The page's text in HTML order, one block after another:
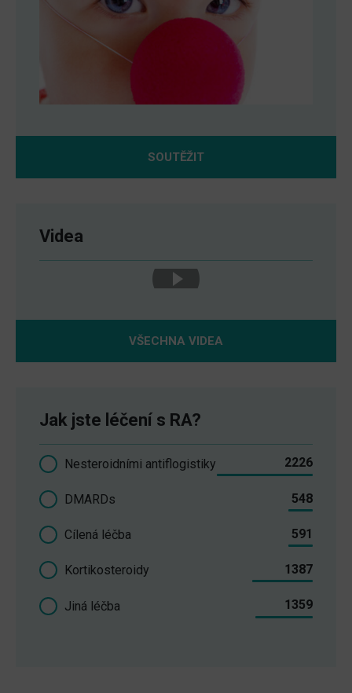
SOUTĚŽIT
Videa
VŠECHNA VIDEA
Jak jste léčení s RA?
Nesteroidními antiflogistiky 2226
DMARDs 548
Cílená léčba 591
Kortikosteroidy 1387
Jiná léčba 1359